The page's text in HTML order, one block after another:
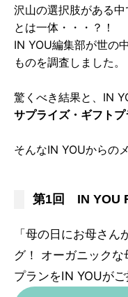
沢山の選択肢がある
とは一体・・・？！
IN YOU編集部が世の
ものを調査しました。
驚くべき結果と、IN
サプライズ・ギフトプ
そんなIN YOUからの
第1回 IN YOU
「母の日にお母さ
グ！ オーガニック
プランをIN YOUがご